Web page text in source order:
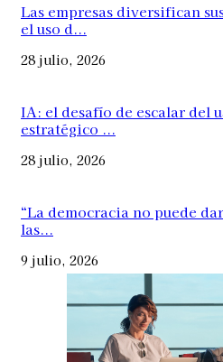
Las empresas diversifican
el uso d...
28 julio, 2026
IA: el desafío de escalar del
estratégico ...
28 julio, 2026
“La democracia no puede
las...
9 julio, 2026